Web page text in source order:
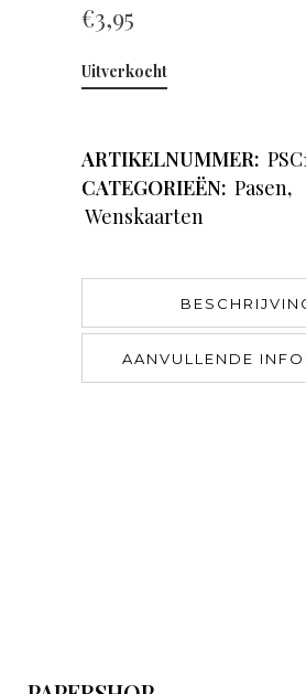
€3,95
Uitverkocht
ARTIKELNUMMER:
CATEGORIEËN: Pasen,
Wenskaarten
AANVULLENDE